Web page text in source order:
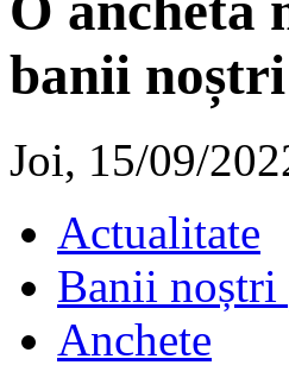
banii
Joi, 15/09/
Actualitate
Banii
Anchete